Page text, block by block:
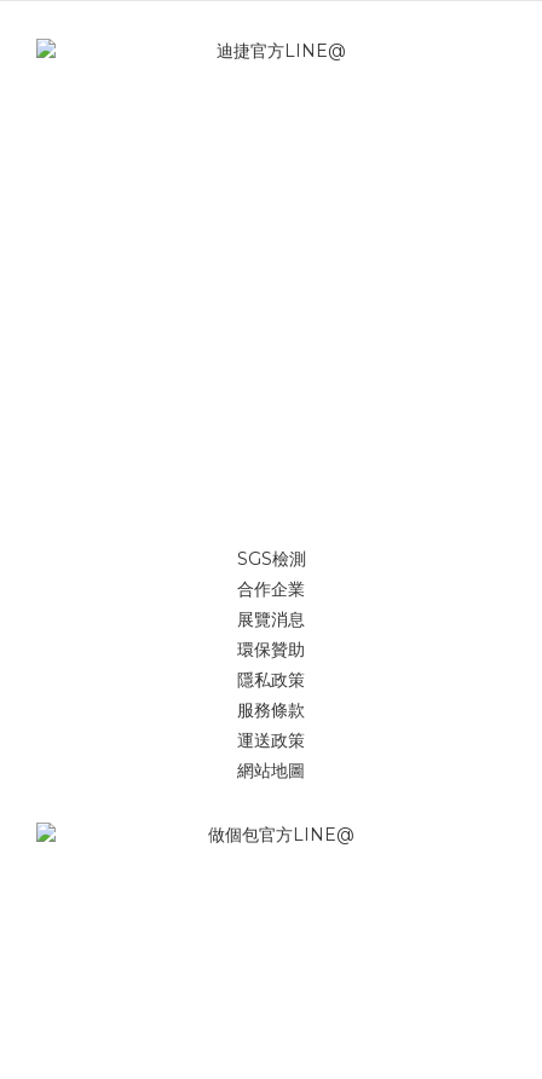
SGS檢測
合作企業
展覽消息
環保贊助
隱私政策
服務條款
運送政策
網站地圖